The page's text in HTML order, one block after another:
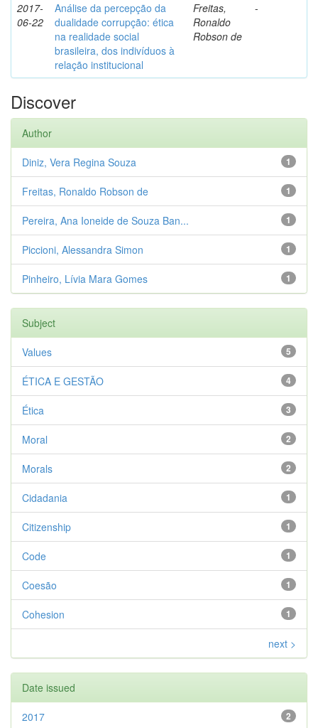
2017-
06-22
Análise da percepção da
dualidade corrupção: ética
na realidade social
brasileira, dos indivíduos à
relação institucional
Freitas,
Ronaldo
Robson de
-
Discover
Author
1
Diniz, Vera Regina Souza
1
Freitas, Ronaldo Robson de
1
Pereira, Ana Ioneide de Souza Ban...
1
Piccioni, Alessandra Simon
1
Pinheiro, Lívia Mara Gomes
Subject
5
Values
4
ÉTICA E GESTÃO
3
Ética
2
Moral
2
Morals
1
Cidadania
1
Citizenship
1
Code
1
Coesão
1
Cohesion
next >
Date issued
2
2017